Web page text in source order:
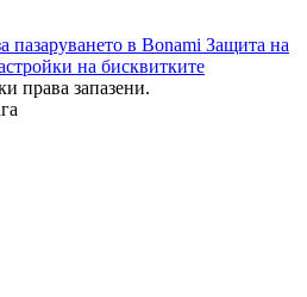
пазаруването в Bonami Защита на
на бисквитките
права запазени.